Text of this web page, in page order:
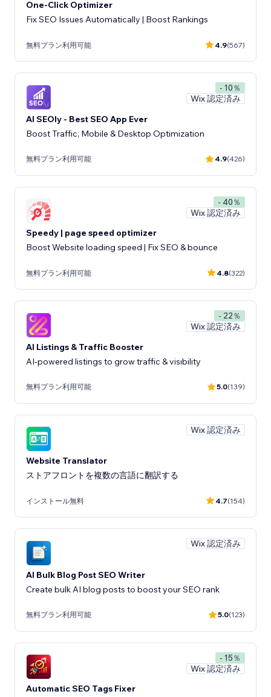
One-Click Optimizer
Fix SEO Issues Automatically | Boost Rankings
無料プラン利用可能 4.9(567)
- 10％
Wix 認定済み
AI SEOly - Best SEO App Ever
Boost Traffic, Mobile & Desktop Optimization
無料プラン利用可能 4.9(426)
- 40％
Wix 認定済み
Speedy | page speed optimizer
Boost Website loading speed | Fix SEO & bounce
無料プラン利用可能 4.8(322)
- 22％
Wix 認定済み
AI Listings & Traffic Booster
AI-powered listings to grow traffic & visibility
無料プラン利用可能 5.0(139)
Wix 認定済み
Website Translator
ストアフロントを複数の言語に翻訳する
インストール無料 4.7(154)
Wix 認定済み
AI Bulk Blog Post SEO Writer
Create bulk AI blog posts to boost your SEO rank
無料プラン利用可能 5.0(123)
- 15％
Wix 認定済み
Automatic SEO Tags Fixer